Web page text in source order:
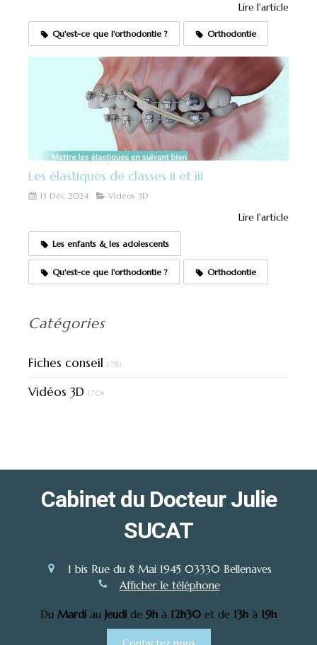
Lire l'article
Qu'est-ce que l'orthodontie ? Orthodontie
Les élastiques de classes ii et iii
13 Déc 2024 Vidéos 3D
Lire l'article
Les enfants & les adolescents
Qu'est-ce que l'orthodontie ? Orthodontie
Catégories
Fiches conseil (78)
Vidéos 3D (70)
Cabinet du Docteur Julie
SUCAT
1 bis Rue du 8 Mai 1945 03330 Bellenaves
Afficher le téléphone
Du Mardi au Jeudi de 9h à 12h30 et de 13h à 19h